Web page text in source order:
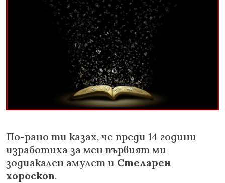
По-рано ти казах, че преди 14 години
изработиха за мен първият ми
зодиакален амулет и Стеларен
хороскоп.